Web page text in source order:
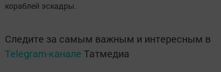
кораблей эскадры.
Следите за самым важным и интересным в
Telegram-канале Татмедиа